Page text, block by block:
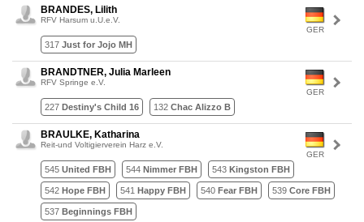
GER
BRANDES, Lilith
RFV Harsum u.U.e.V.
317 Just for Jojo MH
GER
BRANDTNER, Julia Marleen
RFV Springe e.V.
227 Destiny's Child 16 132 Chac Alizzo B
GER
BRAULKE, Katharina
Reit-und Voltigierverein Harz e.V.
545 United FBH 544 Nimmer FBH 543 Kingston FBH
542 Hope FBH 541 Happy FBH 540 Fear FBH 539 Core FBH
537 Beginnings FBH